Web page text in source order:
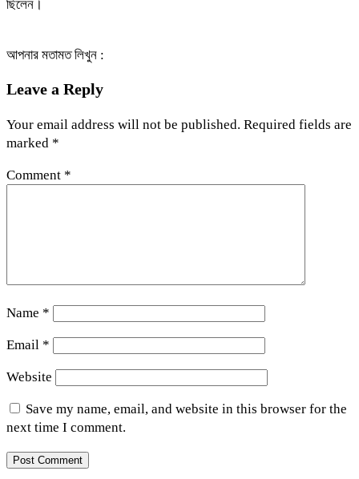
ছিলেন।
আপনার মতামত লিখুন :
Leave a Reply
Your email address will not be published. Required fields are
marked *
Comment *
Name *
Email *
Website
Save my name, email, and website in this browser for the
next time I comment.